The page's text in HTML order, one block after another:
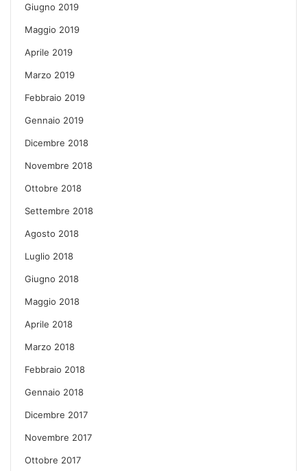
Giugno 2019
Maggio 2019
Aprile 2019
Marzo 2019
Febbraio 2019
Gennaio 2019
Dicembre 2018
Novembre 2018
Ottobre 2018
Settembre 2018
Agosto 2018
Luglio 2018
Giugno 2018
Maggio 2018
Aprile 2018
Marzo 2018
Febbraio 2018
Gennaio 2018
Dicembre 2017
Novembre 2017
Ottobre 2017